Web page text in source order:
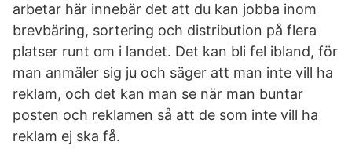
arbetar här innebär det att du kan jobba inom
brevbäring, sortering och distribution på flera
platser runt om i landet. Det kan bli fel ibland, för
man anmäler sig ju och säger att man inte vill ha
reklam, och det kan man se när man buntar
posten och reklamen så att de som inte vill ha
reklam ej ska få.